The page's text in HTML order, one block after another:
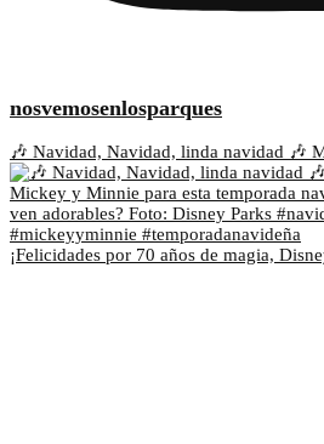
nosvemosenlosparques
🎶 Navidad, Navidad, linda navidad 🎶
¡Felicidades por 70 años de magia,